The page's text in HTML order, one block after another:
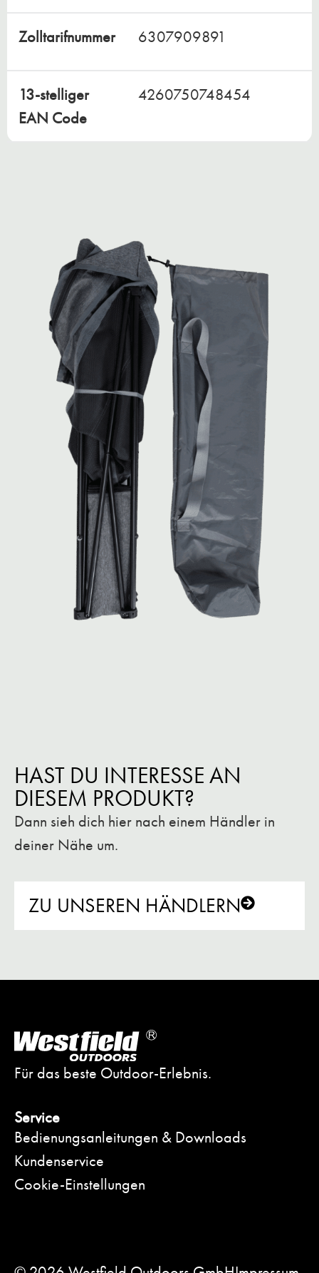
Zolltarifnummer 6307909891
13-stelliger
EAN Code
4260750748454
HAST DU INTERESSE AN
DIESEM PRODUKT?
Dann sieh dich hier nach einem Händler in
deiner Nähe um.
ZU UNSEREN HÄNDLERN
Für das beste Outdoor-Erlebnis.
Service
Bedienungsanleitungen & Downloads
Kundenservice
Cookie-Einstellungen